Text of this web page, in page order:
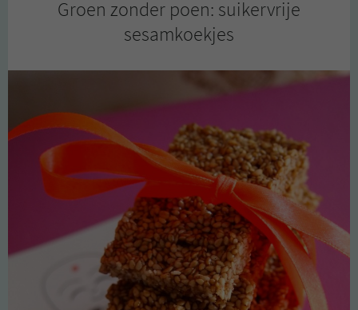
Groen zonder poen: suikervrije
sesamkoekjes